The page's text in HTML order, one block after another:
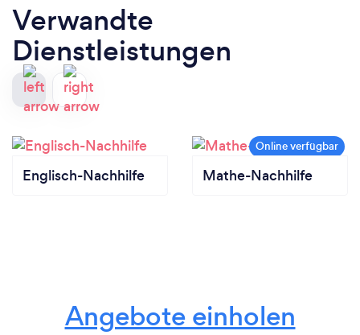
Verwandte
Dienstleistungen
Englisch-Nachhilfe Mathe-Nachhilfe
Angebote einholen